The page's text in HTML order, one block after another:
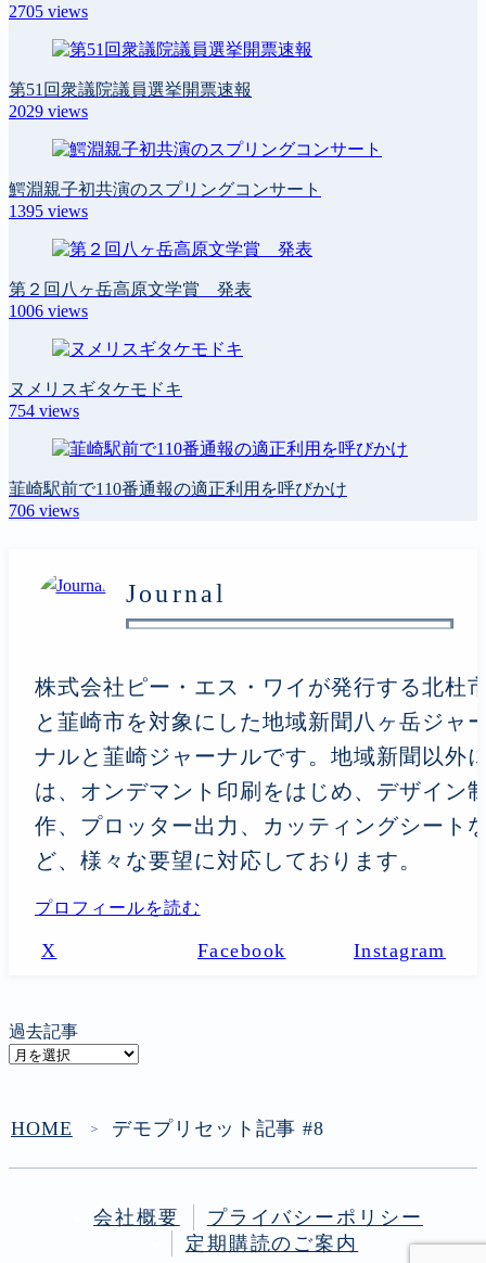
2705 views
第51回衆議院議員選挙開票速報
2029 views
鰐淵親子初共演のスプリングコンサート
1395 views
第２回八ヶ岳高原文学賞 発表
1006 views
ヌメリスギタケモドキ
754 views
韮崎駅前で110番通報の適正利用を呼びかけ
706 views
Journal
株式会社ピー・エス・ワイが発行する北杜
と韮崎市を対象にした地域新聞八ヶ岳ジャ
ナルと韮崎ジャーナルです。地域新聞以外
は、オンデマント印刷をはじめ、デザイン
作、プロッター出力、カッティングシート
ど、様々な要望に対応しております。
プロフィールを読む
X Facebook Instagram
過去記事
過
事
HOME ＞ デモプリセット記事 #8
会社概要
プライバシーポリシー
定期購読のご案内